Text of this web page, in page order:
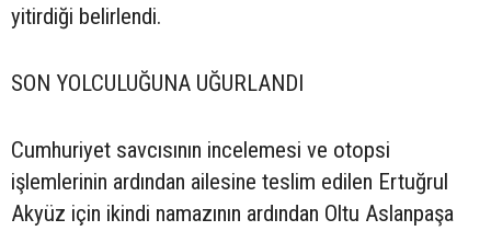
yitirdiği belirlendi.
SON YOLCULUĞUNA UĞURLANDI
Cumhuriyet savcısının incelemesi ve otopsi
işlemlerinin ardından ailesine teslim edilen Ertuğrul
Akyüz için ikindi namazının ardından Oltu Aslanpaşa